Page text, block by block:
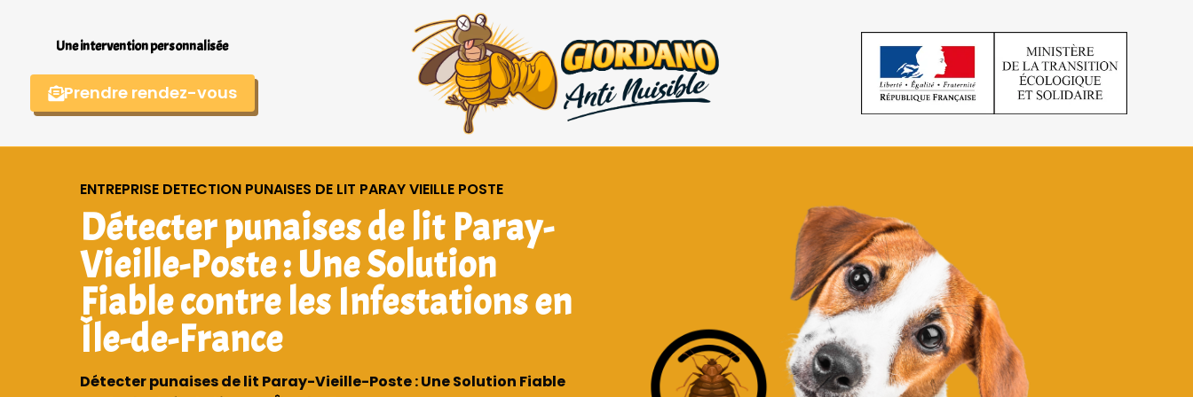
Une intervention personnalisée
Prendre rendez-vous
ENTREPRISE DETECTION PUNAISES DE LIT PARAY VIEILLE POSTE
Détecter punaises de lit Paray-
Vieille-Poste : Une Solution
Fiable contre les Infestations en
Île-de-France
Détecter punaises de lit Paray-Vieille-Poste : Une Solution Fiable